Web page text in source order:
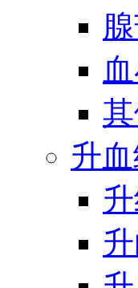
升